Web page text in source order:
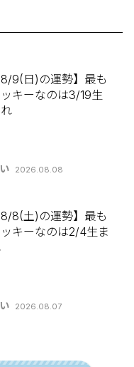
8/9(日)の運勢】最も
キーなのは3/19生
2026.08.08
8/8(土)の運勢】最も
キーなのは2/4生ま
2026.08.07